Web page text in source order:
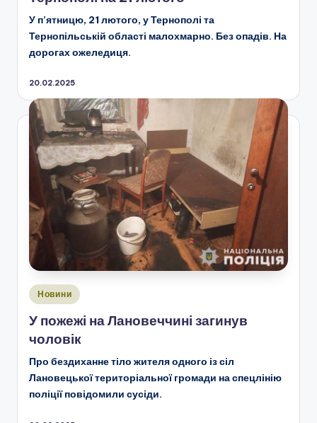
У п’ятницю, 21 лютого, у Тернополі та
Тернопільській області малохмарно. Без опадів. На
дорогах ожеледиця.
20.02.2025
Опубліковано
Новини
У пожежі на Лановеччині загинув
чоловік
Про бездиханне тіло жителя одного із сіл
Лановецької територіальної громади на спецлінію
поліції повідомили сусіди.